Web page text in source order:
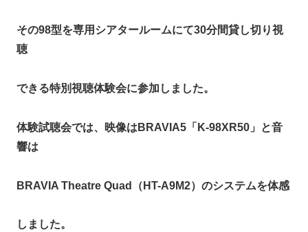
その98型を専用シアタールームにて30分間貸し切り視
聴
できる特別視聴体験会に参加しました。
体験試聴会では、映像はBRAVIA5「K-98XR50」と音
響は
BRAVIA Theatre Quad（HT-A9M2）のシステムを体感
しました。